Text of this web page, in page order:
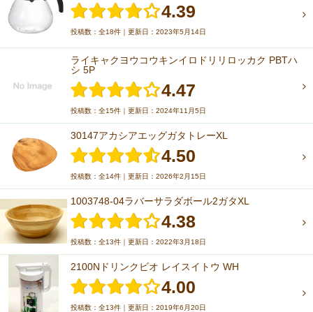
4.39
投稿数：全18件｜更新日：2023年5月14日
ライキャクヨウコウキンイロドリリロッカク PBTハ
シ 5P
4.47
投稿数：全15件｜更新日：2024年11月5日
30147アカシアエッグガタトレーXL
4.50
投稿数：全14件｜更新日：2026年2月15日
1003748-04ラバーサラダボール2ガタXL
4.38
投稿数：全13件｜更新日：2022年3月18日
2100Nドリンクビオ レイスイトウ WH
4.00
投稿数：全13件｜更新日：2019年6月20日